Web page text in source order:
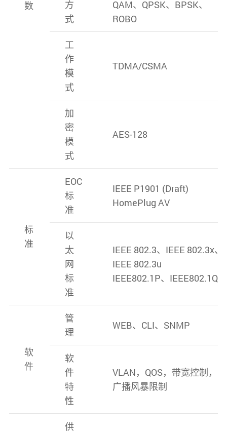
数
方
式
QAM、QPSK、BPSK、
ROBO
工
作
模
式
TDMA/CSMA
加
密
模
式
AES-128
标
准
EOC
标
准
IEEE P1901 (Draft)
HomePlug AV
以
太
网
标
准
IEEE 802.3、IEEE 802.3x、
IEEE 802.3u
IEEE802.1P、IEEE802.1Q
软
件
管
理
WEB、CLI、SNMP
软
件
特
性
VLAN，QOS，带宽控制，
广播风暴限制
供